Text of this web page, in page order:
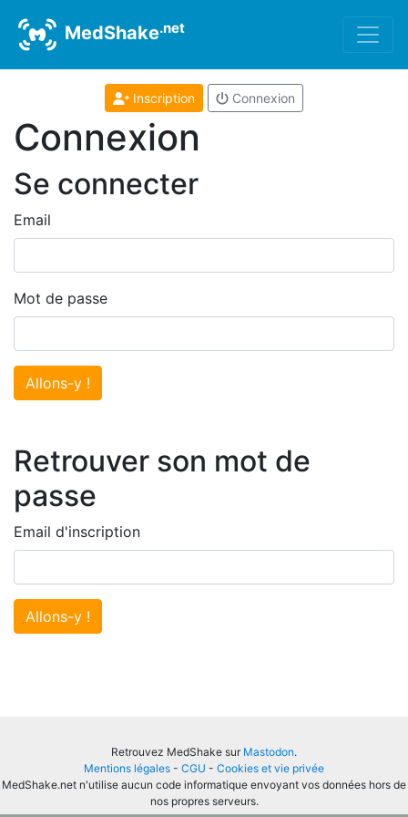
MedShake.net
Inscription Connexion
Connexion
Se connecter
Email
Mot de passe
Allons-y !
Retrouver son mot de
passe
Email d'inscription
Allons-y !
Retrouvez MedShake sur Mastodon.
Mentions légales - CGU - Cookies et vie privée
MedShake.net n'utilise aucun code informatique envoyant vos données hors de
nos propres serveurs.